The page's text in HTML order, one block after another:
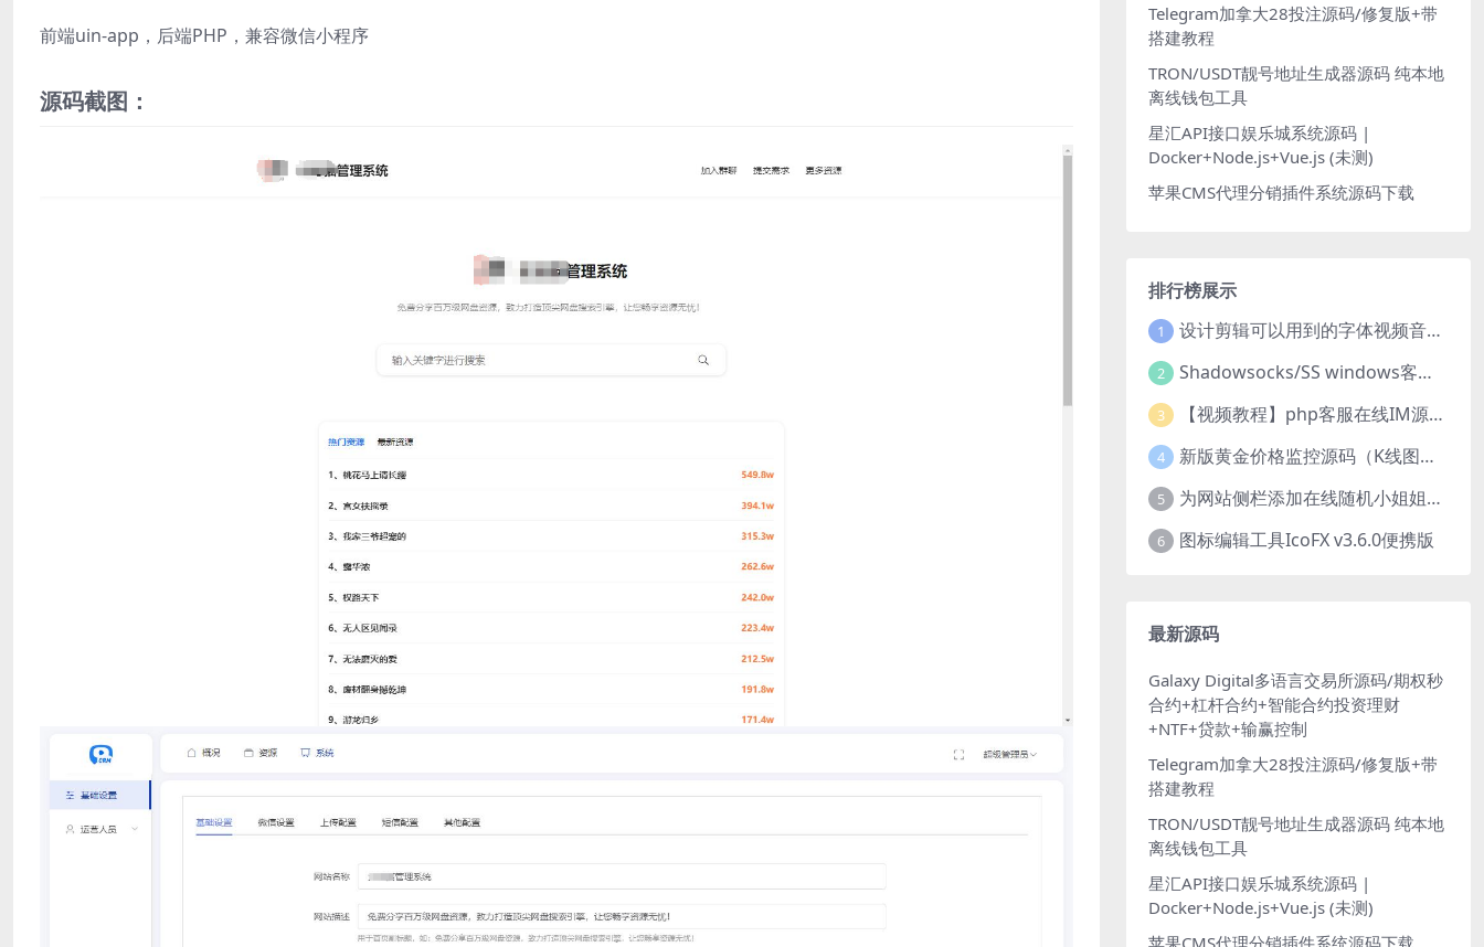
前端uin-app，后端PHP，兼容微信小程序
源码截图：
Telegram加拿大28投注源码/修复版+带
搭建教程
TRON/USDT靓号地址生成器源码 纯本地
离线钱包工具
星汇API接口娱乐城系统源码 |
Docker+Node.js+Vue.js (未测)
苹果CMS代理分销插件系统源码下载
排行榜展示
1 设计剪辑可以用到的字体视频音乐音效素材
2 Shadowsocks/SS windows客户端下载
3 【视频教程】php客服在线IM源码 网页在线客服软件代码
4 新版黄金价格监控源码（K线图模块，黄金舆情模块，AI智能客服源码）
5 为网站侧栏添加在线随机小姐姐视频小功能源码
6 图标编辑工具IcoFX v3.6.0便携版
最新源码
Galaxy Digital多语言交易所源码/期权秒
合约+杠杆合约+智能合约投资理财
+NTF+贷款+输赢控制
Telegram加拿大28投注源码/修复版+带
搭建教程
TRON/USDT靓号地址生成器源码 纯本地
离线钱包工具
星汇API接口娱乐城系统源码 |
Docker+Node.js+Vue.js (未测)
苹果CMS代理分销插件系统源码下载